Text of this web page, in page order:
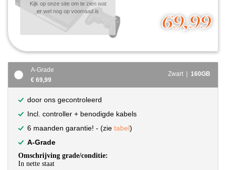
69,99
Kijk op onze site om te zien wat
er wel nog op voorraad is
A-Grade
€ 69,99
Zwart | 160GB
door ons gecontroleerd
Incl. controller + benodigde kabels
6 maanden garantie! - (zie tabel)
A-Grade
Omschrijving grade/conditie:
In nette staat